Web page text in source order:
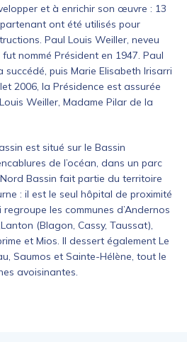
et à enrichir son œuvre : 13
ont été utilisés pour
Paul Louis Weiller, neveu
nommé Président en 1947. Paul
succédé, puis Marie Elisabeth Irisarri
2006, la Présidence est assurée
Weiller, Madame Pilar de la
est situé sur le Bassin
de l’océan, dans un parc
Bassin fait partie du territoire
: il est le seul hôpital de proximité
les communes d’Andernos
(Blagon, Cassy, Taussat),
et Mios. Il dessert également Le
Saumos et Sainte-Hélène, tout le
avoisinantes.